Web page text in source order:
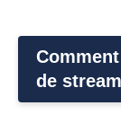
de